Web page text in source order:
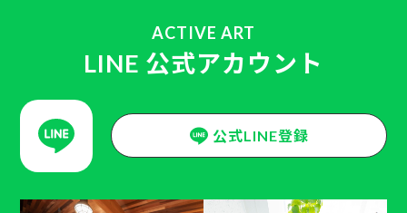
ACTIVE ART
LINE 公式アカウント
公式LINE登録